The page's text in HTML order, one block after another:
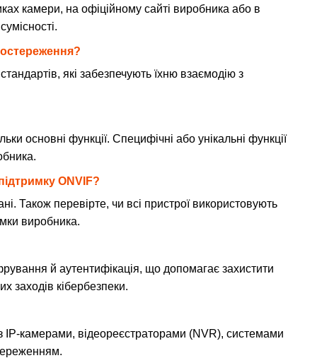
камери, на офіційному сайті виробника або в
які забезпечують їхню взаємодію з
основні функції. Специфічні або унікальні функції
ONVIF?
Також перевірте, чи всі пристрої використовують
виробника.
й аутентифікація, що допомагає захистити
заходів кібербезпеки.
IP-камерами, відеореєстраторами (NVR), системами